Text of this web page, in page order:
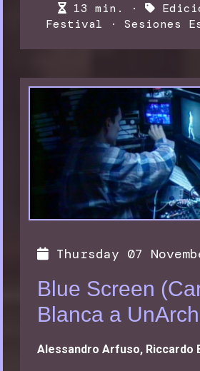
13 min. ·
Festival · Sesiones
Thursday 07
Blue Screen
Blanca a
Alessandro Arfuso, Riccardo